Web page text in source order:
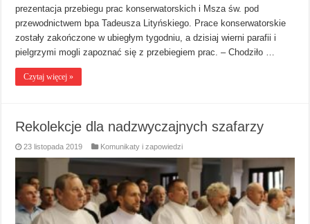
prezentacja przebiegu prac konserwatorskich i Msza św. pod
przewodnictwem bpa Tadeusza Lityńskiego. Prace konserwatorskie
zostały zakończone w ubiegłym tygodniu, a dzisiaj wierni parafii i
pielgrzymi mogli zapoznać się z przebiegiem prac. – Chodziło …
Czytaj więcej »
Rekolekcje dla nadzwyczajnych szafarzy
23 listopada 2019 Komunikaty i zapowiedzi